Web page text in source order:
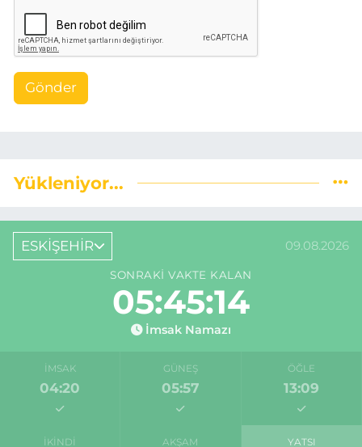
Gönder
Yükleniyor...
ESKİŞEHİR 09.08.2026
SONRAKI VAKTE KALAN
05:45:13
İmsak Namazı
İMSAK
04:20
GÜNEŞ
05:57
ÖĞLE
13:09
İKINDI AKŞAM YATSI